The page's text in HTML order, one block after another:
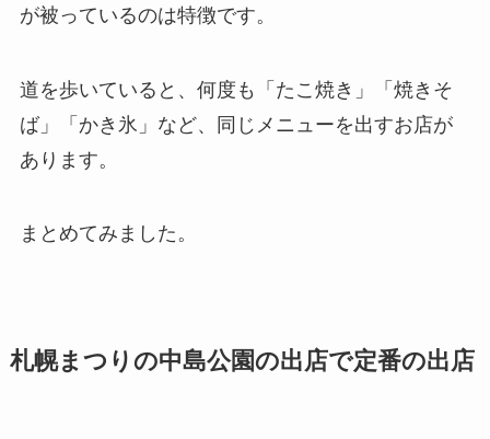
が被っているのは特徴です。
道を歩いていると、何度も「たこ焼き」「焼きそ
ば」「かき氷」など、同じメニューを出すお店が
あります。
まとめてみました。
札幌まつりの中島公園の出店で定番の出店